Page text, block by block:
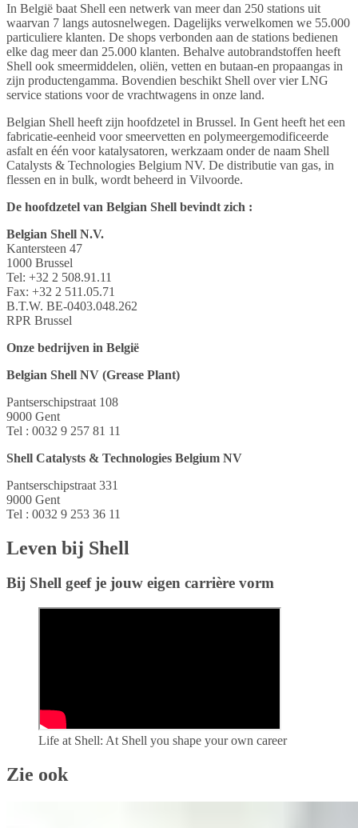
In België baat Shell een netwerk van meer dan 250 stations uit
waarvan 7 langs autosnelwegen. Dagelijks verwelkomen we 55.000
particuliere klanten. De shops verbonden aan de stations bedienen
elke dag meer dan 25.000 klanten. Behalve autobrandstoffen heeft
Shell ook smeermiddelen, oliën, vetten en butaan-en propaangas in
zijn productengamma. Bovendien beschikt Shell over vier LNG
service stations voor de vrachtwagens in onze land.
Belgian Shell heeft zijn hoofdzetel in Brussel. In Gent heeft het een
fabricatie-eenheid voor smeervetten en polymeergemodificeerde
asfalt en één voor katalysatoren, werkzaam onder de naam Shell
Catalysts & Technologies Belgium NV. De distributie van gas, in
flessen en in bulk, wordt beheerd in Vilvoorde.
De hoofdzetel van Belgian Shell bevindt zich :
Belgian Shell N.V.
Kantersteen 47
1000 Brussel
Tel: +32 2 508.91.11
Fax: +32 2 511.05.71
B.T.W. BE-0403.048.262
RPR Brussel
Onze bedrijven in België
Belgian Shell NV (Grease Plant)
Pantserschipstraat 108
9000 Gent
Tel : 0032 9 257 81 11
Shell Catalysts & Technologies Belgium NV
Pantserschipstraat 331
9000 Gent
Tel : 0032 9 253 36 11
Leven bij Shell
Bij Shell geef je jouw eigen carrière vorm
Life at Shell: At Shell you shape your own career
Zie ook